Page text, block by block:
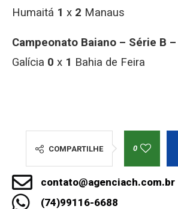
Humaitá 1 x 2 Manaus
Campeonato Baiano – Série B
Galícia 0 x 1 Bahia de Feira
COMPARTILHE 0
contato@agenciach.com.br
(74)99116-6688